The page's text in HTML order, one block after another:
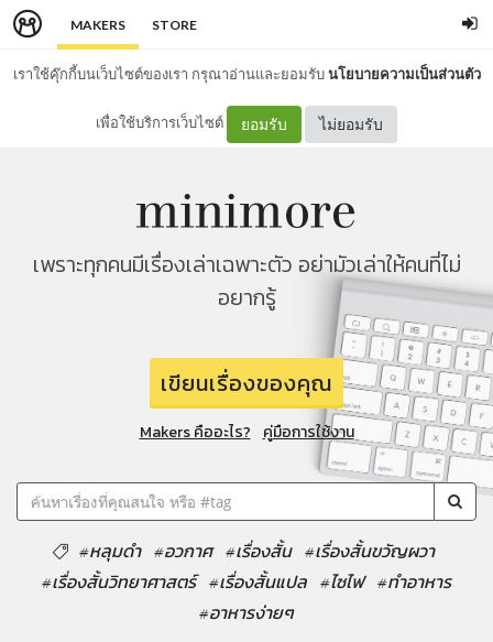
MAKERS STORE
เราใช้คุ๊กกี้บนเว็บไซต์ของเรา กรุณาอ่านและยอมรับนโยบายความเป็นส่วนตัว
เพื่อใช้บริการเว็บไซต์ ยอมรับ ไม่ยอมรับ
เพราะทุกคนมีเรื่องเล่าเฉพาะตัว อย่ามัวเล่าให้คนที่ไม่
อยากรู้
เขียนเรื่องของคุณ
Makers คืออะไร? คู่มือการใช้งาน
#หลุมดำ #อวกาศ #เรื่องสั้น #เรื่องสั้นขวัญผวา
#เรื่องสั้นวิทยาศาสตร์ #เรื่องสั้นแปล #ไซไฟ #ทำอาหาร
#อาหารง่ายๆ